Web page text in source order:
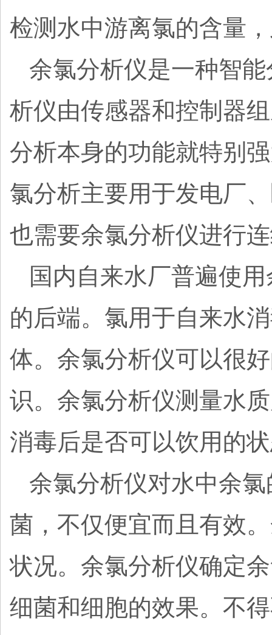
检测水中游离氯的含量
余氯分析仪是一种智
析仪由传感器和控制器
分析本身的功能就特别
氯分析主要用于发电厂
也需要余氯分析仪进行
国内自来水厂普遍使
的后端。氯用于自来水
体。余氯分析仪可以很
识。余氯分析仪测量水
消毒后是否可以饮用的
余氯分析仪对水中余
菌，不仅便宜而且有效
状况。余氯分析仪确定
细菌和细胞的效果。不